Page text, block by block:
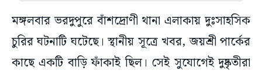
মঙ্গলবার ভরদুপুরে বাঁশদ্রোণী থানা এলাকায় দুঃসাহসিক
চুরির ঘটনাটি ঘটেছে। স্থানীয় সূত্রে খবর, জয়শ্রী পার্কের
কাছে একটি বাড়ি ফাঁকাই ছিল। সেই সুযোগেই দুষ্কৃতীরা